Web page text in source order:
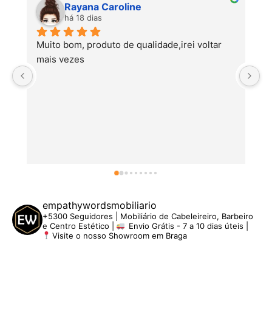
Rayana Caroline
há 18 dias
Muito bom, produto de qualidade,irei voltar
mais vezes
empathywordsmobiliario
+5300 Seguidores | Mobiliário de Cabeleireiro, Barbeiro
e Centro Estético |
Envio Grátis - 7 a 10 dias úteis |
Visite o nosso Showroom em Braga